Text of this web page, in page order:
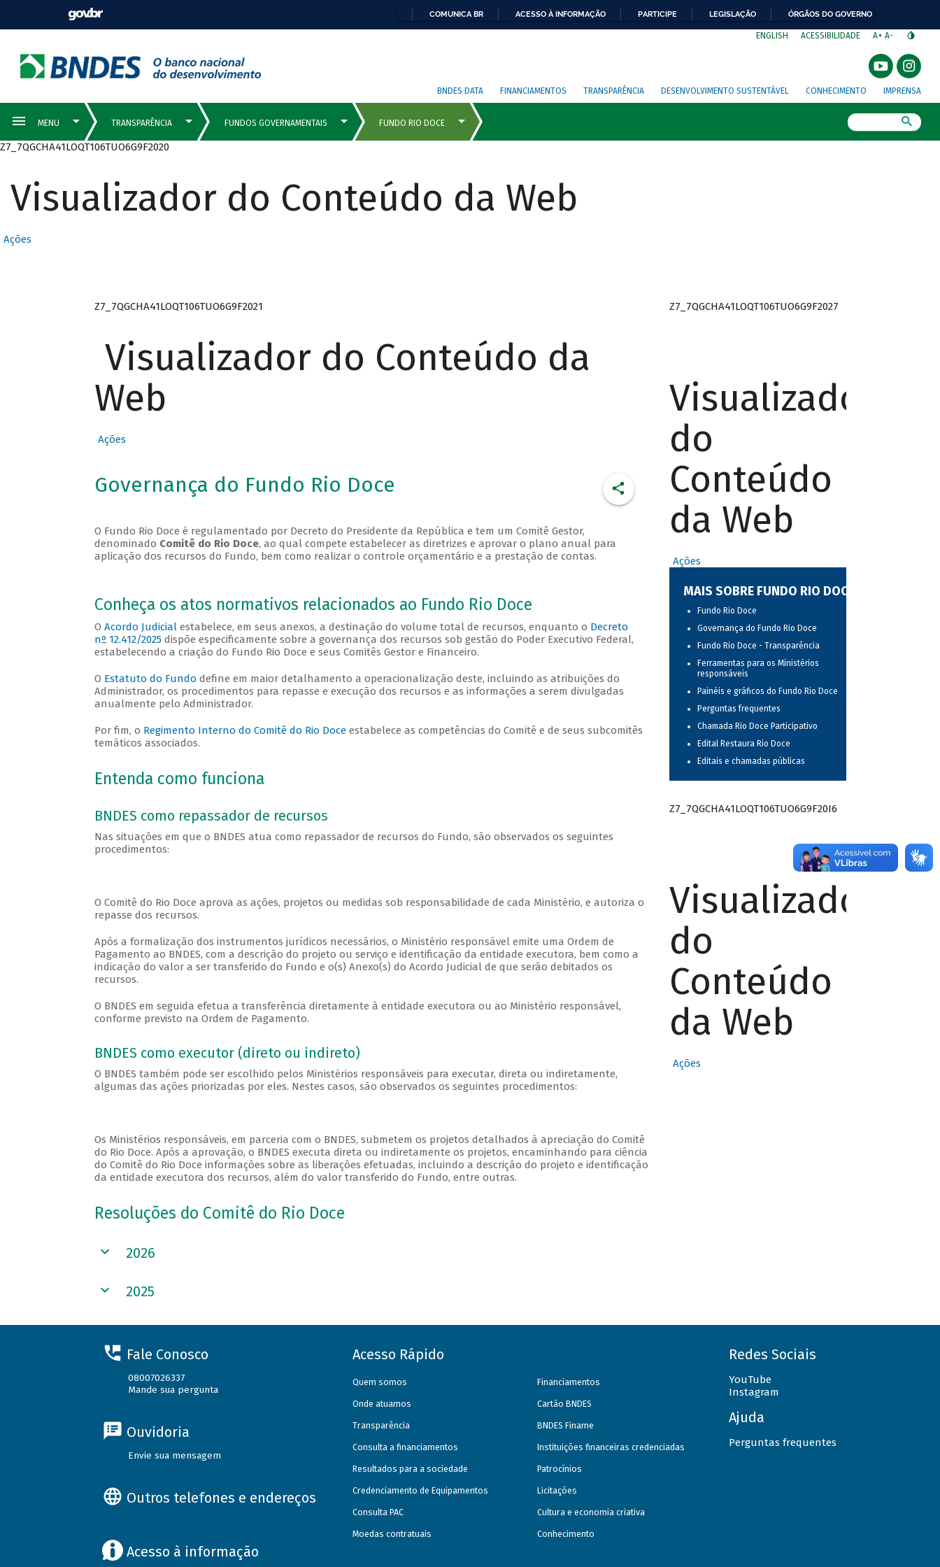
COMUNICA BR ACESSO À INFORMAÇÃO PARTICIPE LEGISLAÇÃO ÓRGÃOS DO GOVERNO
ENGLISH ACESSIBILIDADE A+ A-
BNDES DATA FINANCIAMENTOS TRANSPARÊNCIA DESENVOLVIMENTO SUSTENTÁVEL CONHECIMENTO IMPRENSA
Z7_7QGCHA41LOQT106TUO6G9F2020
Visualizador do Conteúdo da Web
Ações
Z7_7QGCHA41LOQT106TUO6G9F2021
Visualizador do Conteúdo da
Web
Ações
Governança do Fundo Rio Doce
O Fundo Rio Doce é regulamentado por Decreto do Presidente da República e tem um Comitê Gestor,
denominado Comitê do Rio Doce, ao qual compete estabelecer as diretrizes e aprovar o plano anual para
aplicação dos recursos do Fundo, bem como realizar o controle orçamentário e a prestação de contas.
Conheça os atos normativos relacionados ao Fundo Rio Doce
O Acordo Judicialestabelece, em seus anexos, a destinação do volume total de recursos, enquanto o Decreto
nº 12.412/2025dispõe especificamente sobre a governança dos recursos sob gestão do Poder Executivo Federal,
estabelecendo a criação do Fundo Rio Doce e seus Comitês Gestor e Financeiro.
O Estatuto do Fundo define em maior detalhamento a operacionalização deste, incluindo as atribuições do
Administrador, os procedimentos para repasse e execução dos recursos e as informações a serem divulgadas
anualmente pelo Administrador.
Por fim, o Regimento Interno do Comitê do Rio Doceestabelece as competências do Comitê e de seus subcomitês
temáticos associados.
Entenda como funciona
BNDES como repassador de recursos
Nas situações em que o BNDES atua como repassador de recursos do Fundo, são observados os seguintes
procedimentos:
O Comitê do Rio Doce aprova as ações, projetos ou medidas sob responsabilidade de cada Ministério, e autoriza o
repasse dos recursos.
Após a formalização dos instrumentos jurídicos necessários, o Ministério responsável emite uma Ordem de
Pagamento ao BNDES, com a descrição do projeto ou serviço e identificação da entidade executora, bem como a
indicação do valor a ser transferido do Fundo e o(s) Anexo(s) do Acordo Judicial de que serão debitados os
recursos.
O BNDES em seguida efetua a transferência diretamente à entidade executora ou ao Ministério responsável,
conforme previsto na Ordem de Pagamento.
BNDES como executor (direto ou indireto)
O BNDES também pode ser escolhido pelos Ministérios responsáveis para executar, direta ou indiretamente,
algumas das ações priorizadas por eles. Nestes casos, são observados os seguintes procedimentos:
Os Ministérios responsáveis, em parceria com o BNDES, submetem os projetos detalhados à apreciação do Comitê
do Rio Doce. Após a aprovação, o BNDES executa direta ou indiretamente os projetos, encaminhando para ciência
do Comitê do Rio Doce informações sobre as liberações efetuadas, incluindo a descrição do projeto e identificação
da entidade executora dos recursos, além do valor transferido do Fundo, entre outras.
Resoluções do Comitê do Rio Doce
2026
2025
Z7_7QGCHA41LOQT106TUO6G9F2027
Visualizador
do
Conteúdo
da Web
Ações
MAIS SOBRE FUNDO RIO DOCE
Fundo Rio Doce
Governança do Fundo Rio Doce
Fundo Rio Doce - Transparência
Ferramentas para os Ministérios
responsáveis
Painéis e gráficos do Fundo Rio Doce
Perguntas frequentes
Chamada Rio Doce Participativo
Edital Restaura Rio Doce
Editais e chamadas públicas
Z7_7QGCHA41LOQT106TUO6G9F20I6
Visualizador
do
Conteúdo
da Web
Ações
Fale Conosco
08007026337
Mande sua pergunta
Ouvidoria
Envie sua mensagem
Outros telefones e endereços
Acesso à informação
Acesso Rápido
Quem somos
Onde atuamos
Transparência
Consulta a financiamentos
Resultados para a sociedade
Credenciamento de Equipamentos
Consulta PAC
Moedas contratuais
Financiamentos
Cartão BNDES
BNDES Finame
Instituições financeiras credenciadas
Patrocínios
Licitações
Cultura e economia criativa
Conhecimento
Redes Sociais
YouTube
Instagram
Ajuda
Perguntas frequentes